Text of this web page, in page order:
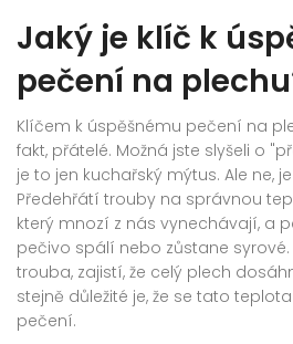
Jaký je klíč k
pečení na
Klíčem k úspěšnému pečení na
fakt, přátelé. Možná jste slyšeli o
je to jen kuchařský mýtus. Ale ne,
Předehřátí trouby na správnou
který mnozí z nás vynechávají, a
pečivo spálí nebo zůstane syrové.
trouba, zajistí, že celý plech
stejně důležité je, že se tato
pečení.